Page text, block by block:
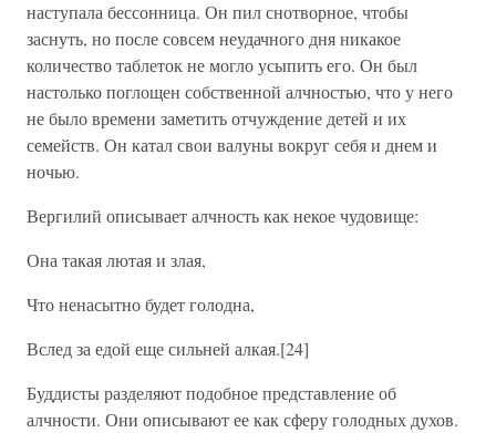
наступала бессонница. Он пил снотворное, чтобы
заснуть, но после совсем неудачного дня никакое
количество таблеток не могло усыпить его. Он был
настолько поглощен собственной алчностью, что у него
не было времени заметить отчуждение детей и их
семейств. Он катал свои валуны вокруг себя и днем и
ночью.
Вергилий описывает алчность как некое чудовище:
Она такая лютая и злая,
Что ненасытно будет голодна,
Вслед за едой еще сильней алкая.[24]
Буддисты разделяют подобное представление об
алчности. Они описывают ее как сферу голодных духов.